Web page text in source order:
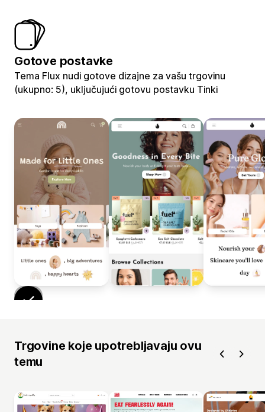
Gotove postavke
Tema Flux nudi gotove dizajne za vašu trgovinu
(ukupno: 5), uključujući gotovu postavku Tinki
Trgovine koje upotrebljavaju ovu
temu